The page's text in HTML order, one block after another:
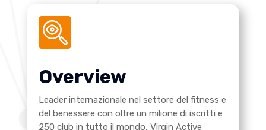
Overview
Leader internazionale nel settore del fitness e
del benessere con oltre un milione di iscritti e
250 club in tutto il mondo, Virgin Active